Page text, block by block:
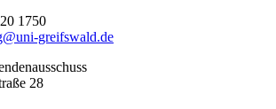
1750
@uni-greifswald.de
28